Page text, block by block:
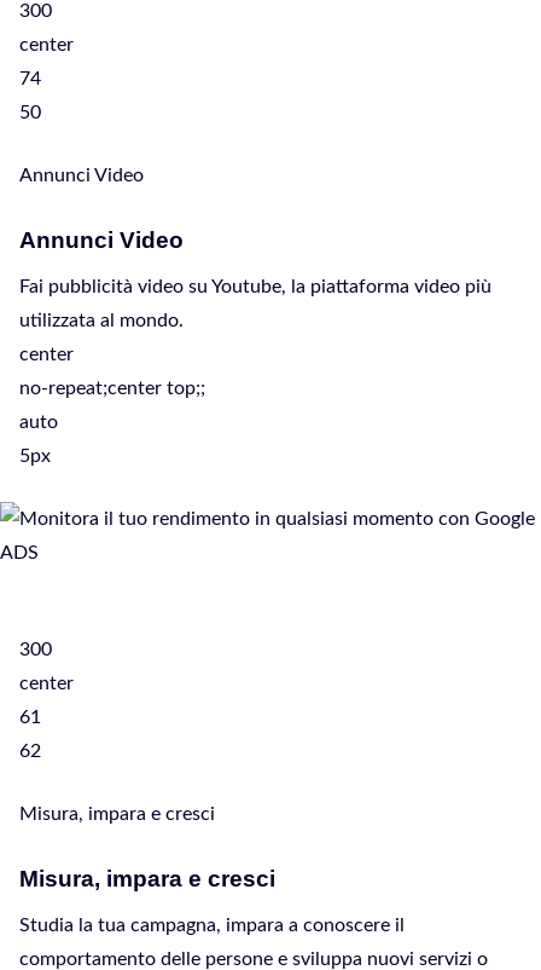
300
center
74
50
Annunci Video
Annunci Video
Fai pubblicità video su Youtube, la piattaforma video più
utilizzata al mondo.
center
no-repeat;center top;;
auto
5px
300
center
61
62
Misura, impara e cresci
Misura, impara e cresci
Studia la tua campagna, impara a conoscere il
comportamento delle persone e sviluppa nuovi servizi o